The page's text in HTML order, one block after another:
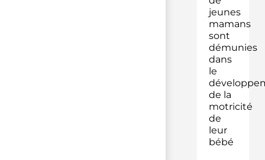
jeunes
mamans
sont
démunies
dans
le
de la
motricité
de
leur
bébé